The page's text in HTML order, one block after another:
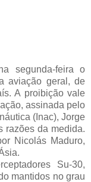
segunda-feira o
aviação geral, de
A proibição vale
assinada pelo
(Inac), Jorge
razões da medida.
Nicolás Maduro,
Su-30,
mantidos no grau